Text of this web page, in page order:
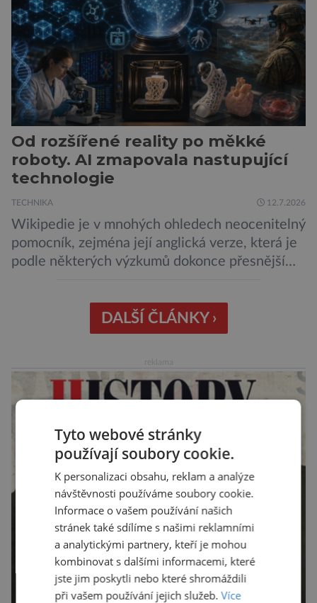
černého už […]
Od rozšířené reality po měkké
roboty. AI zmapovala nastupující
technologie
TECHNIKA 12.7.2026
Wikipedie je v mnohých ohledech neocenitelný
pomocník, zejména její anglická verze, která je
podle některých výzkumů dokonce přesnější
křišťálovou kouli, ze které umělá inteligence
věštila, které technologie v dohledné
Za vším stojí australští výzkumníci, kteří pomocí
umělé inteligence a […]
DALŠÍ ČLÁNKY ›
Tyto webové stránky
používají soubory cookie.
K personalizaci obsahu, reklam a analýze
návštěvnosti používáme soubory cookie.
Informace o vašem používání našich
stránek také sdílíme s našimi reklamními
a analytickými partnery, kteří je mohou
kombinovat s dalšími informacemi, které
jste jim poskytli nebo které shromáždili
při vašem používání jejich služeb.Více